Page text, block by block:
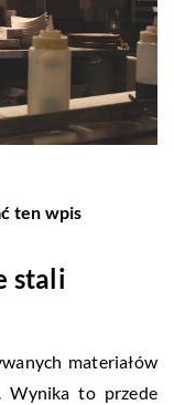
ten wpis
stali
materiałów
Wynika to przede